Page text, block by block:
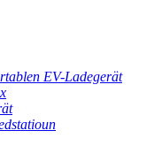
EV-Ladegerät